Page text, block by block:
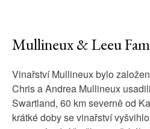
Mullineux & Leeu
Vinařství Mullineux bylo
Chris a Andrea Mullineux
Swartland, 60 km severně od
krátké doby se vinařství